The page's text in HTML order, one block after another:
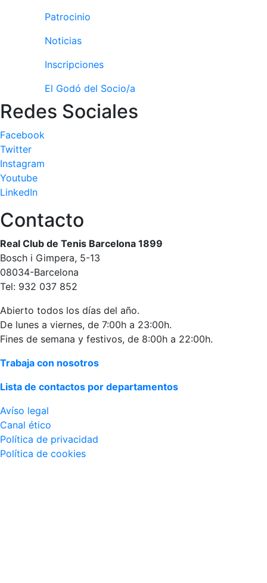
Patrocinio
Noticias
Inscripciones
El Godó del Socio/a
Redes Sociales
Facebook
Twitter
Instagram
Youtube
LinkedIn
Contacto
Real Club de Tenis Barcelona 1899
Bosch i Gimpera, 5-13
08034-Barcelona
Tel: 932 037 852
Abierto todos los días del año.
De lunes a viernes, de 7:00h a 23:00h.
Fines de semana y festivos, de 8:00h a 22:00h.
Trabaja con nosotros
Lista de contactos por departamentos
Avíso legal
Canal ético
Política de privacidad
Política de cookies